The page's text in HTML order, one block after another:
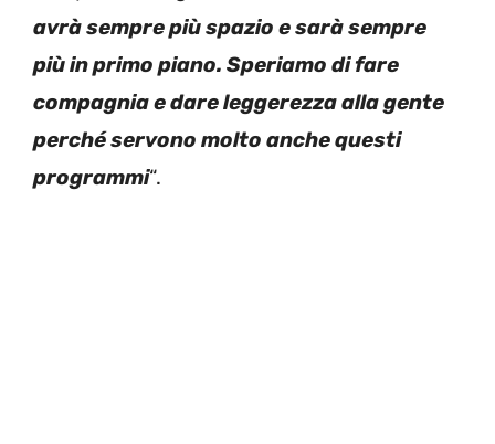
avrà sempre più spazio e sarà sempre
più in primo piano. Speriamo di fare
compagnia e dare leggerezza alla gente
perché servono molto anche questi
programmi“.